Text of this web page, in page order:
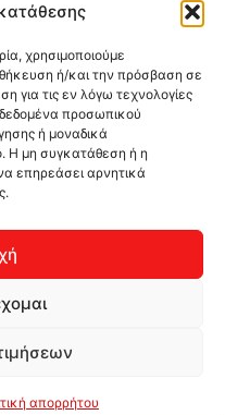
χρησιμοποιούμε
ή/και την πρόσβαση σε
για τις εν λόγω τεχνολογίες
προσωπικού
ή μοναδικά
Η μη συγκατάθεση ή η
επηρεάσει αρνητικά
απορρήτου